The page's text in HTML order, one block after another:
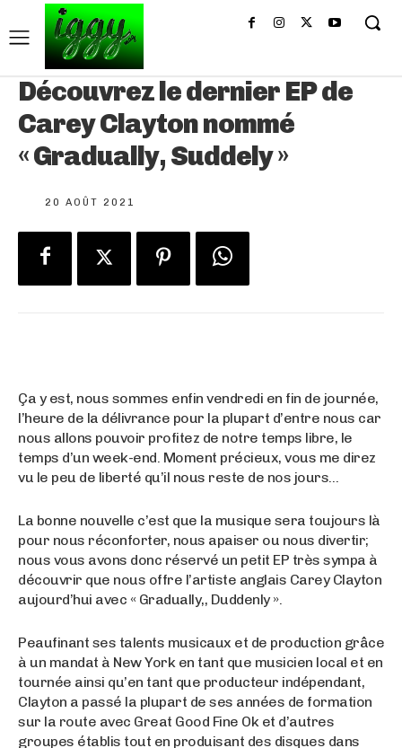
Découvrez le dernier EP de
Carey Clayton nommé
« Gradually, Suddely »
20 AOÛT 2021
Ça y est, nous sommes enfin vendredi en fin de journée,
l’heure de la délivrance pour la plupart d’entre nous car
nous allons pouvoir profitez de notre temps libre, le
temps d’un week-end. Moment précieux, vous me direz
vu le peu de liberté qu’il nous reste de nos jours…
La bonne nouvelle c’est que la musique sera toujours là
pour nous réconforter, nous apaiser ou nous divertir;
nous vous avons donc réservé un petit EP très sympa à
découvrir que nous offre l’artiste anglais Carey Clayton
aujourd’hui avec « Gradually,, Duddenly ».
Peaufinant ses talents musicaux et de production grâce
à un mandat à New York en tant que musicien local et en
tournée ainsi qu’en tant que producteur indépendant,
Clayton a passé la plupart de ses années de formation
sur la route avec Great Good Fine Ok et d’autres
groupes établis tout en produisant des disques dans